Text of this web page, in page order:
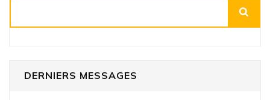
DERNIERS MESSAGES